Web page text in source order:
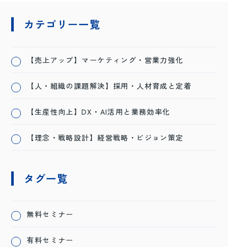
カテゴリー一覧
【売上アップ】マーケティング・営業力強化
【人・組織の課題解決】採用・人材育成と定着
【生産性向上】DX・AI活用と業務効率化
【理念・戦略設計】経営戦略・ビジョン策定
タグ一覧
無料セミナー
有料セミナー